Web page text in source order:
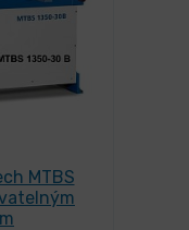
MTBS